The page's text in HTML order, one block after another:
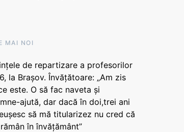
MAI NOI
de repartizare a profesorilor
la Brașov. Învățătoare: „Am zis
este. O să fac naveta și
ajută, dar dacă în doi,trei ani
să mă titularizez nu cred că
în învățământ”